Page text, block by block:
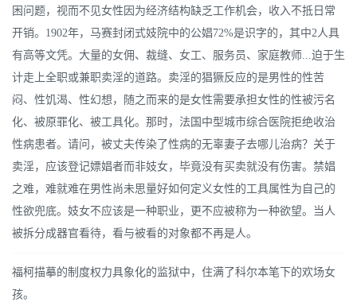
困问题，视而不见女性因为经济结构缺乏工作机会，收入不抵日常
开销。1902年，马赛封闭式妓院中的公娼72%是识字的，其中2人具
有高等文凭。大量的女佣、裁缝、女工、服务员、家庭教师...迫于生
计走上全职或兼职卖淫的道路。卖淫的猖獗反应的是男性的性苦
闷、性饥渴、性幻想，随之而来的是女性需要承担女性的性被污名
化、被原罪化、被工具化。那时，法国中型城市综合医院拒绝收治
性病患者。请问，被丈夫传染了性病的无辜妻子去哪儿治病？关于
卖淫，应该登记嫖娼者而非妓女，毕竟没有买卖就没有伤害。禁娼
之难，难就难在男性尚未思量好如何定义女性的工具属性为自己的
性欲兜底。妓女不应该是一种职业，更不应被称为一种欲望。当人
被拆分成器官看待，看与被看的对象都不再是人。
福柯描摹的制度权力具象化的监狱中，住满了科尔本笔下的欢场女
孩。